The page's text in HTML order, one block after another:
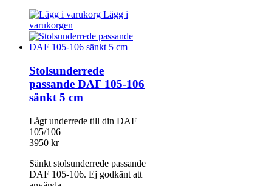
Lägg i
varukorgen
Stolsunderrede
passande DAF 105-106
sänkt 5 cm
Lågt underrede till din DAF
105/106
3950 kr
Sänkt stolsunderrede passande
DAF 105-106. Ej godkänt att